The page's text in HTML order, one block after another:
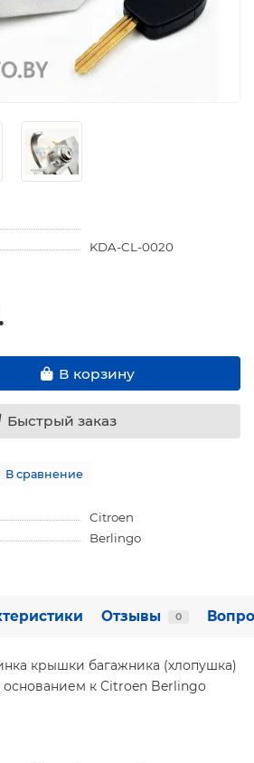
KDA-CL-0020
В корзину
Быстрый заказ
В сравнение
Citroen
Berlingo
Отзывы 0
крышки багажника (хлопушка)
к Citroen Berlingo